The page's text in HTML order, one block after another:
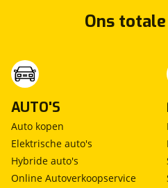
Ons
AUTO'S
Auto kopen
Elektrische auto's
Hybride auto's
Online Autoverkoopservice